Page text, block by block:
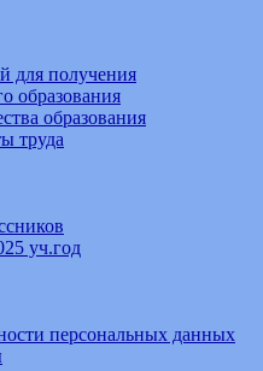
для получения
образования
образования
труда
уч.год
персональных данных